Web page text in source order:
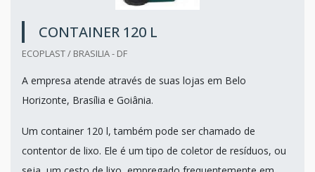
CONTAINER 120 L
ECOPLAST / BRASILIA - DF
A empresa atende através de suas lojas em Belo
Horizonte, Brasília e Goiânia.
Um container 120 l, também pode ser chamado de
contentor de lixo. Ele é um tipo de coletor de resíduos, ou